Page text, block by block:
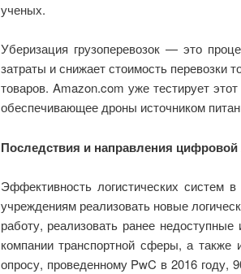
ученых.
Уберизация грузоперевозок — это
затраты и снижает стоимость перевозки
товаров. Amazon.com уже тестирует
обеспечивающее дроны источником
Последствия и направления цифровой
Эффективность логистических систем
учреждениям реализовать новые
работу, реализовать ранее
компании транспортной сферы, а также
опросу, проведенному PwC в 2016 году,